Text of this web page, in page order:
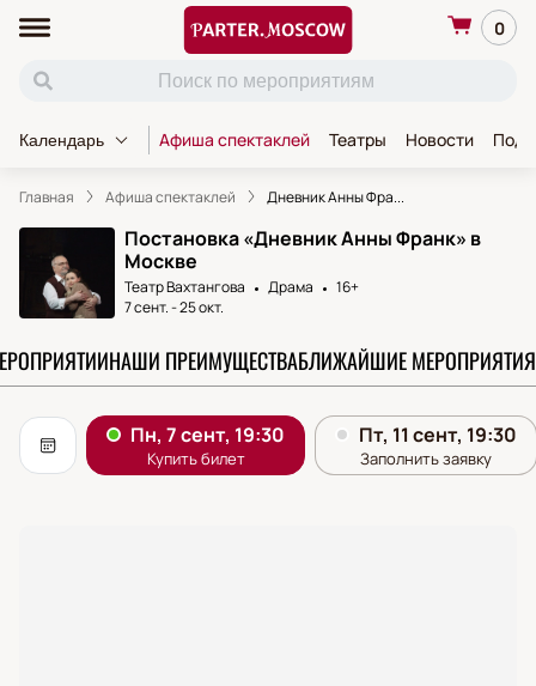
0
Календарь Афиша спектаклей Театры Новости
Главная Афиша спектаклей Дневник Анны Фра...
Постановка «Дневник Анны Франк» в
Москве
Театр Вахтангова Драма
16+
7 сент.-25 окт.
НАШИ ПРЕИМУЩЕСТВАБЛИЖАЙШИЕ МЕРОПРИЯТИЯ